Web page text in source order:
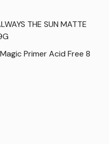
THE SUN MATTE
Primer Acid Free 8